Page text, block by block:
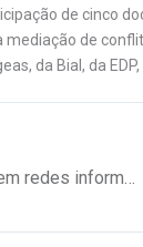
de cinco
mediação de
da Bial, da
Livro sobre segurança em redes informáticas